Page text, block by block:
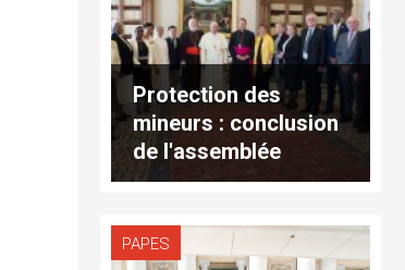
Protection des
mineurs : conclusion
de l'assemblée
plénière
PAPES